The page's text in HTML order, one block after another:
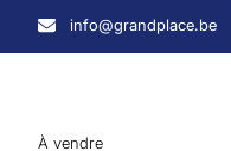
Aller au contenu principal
info@grandplace.be
À vendre